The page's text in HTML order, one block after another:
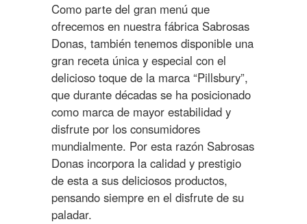
Como parte del gran menú que
ofrecemos en nuestra fábrica Sabrosas
Donas, también tenemos disponible una
gran receta única y especial con el
delicioso toque de la marca “Pillsbury”,
que durante décadas se ha posicionado
como marca de mayor estabilidad y
disfrute por los consumidores
mundialmente. Por esta razón Sabrosas
Donas incorpora la calidad y prestigio
de esta a sus deliciosos productos,
pensando siempre en el disfrute de su
paladar.